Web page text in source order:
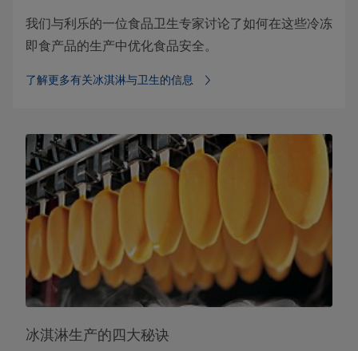
我们与利乐的一位食品卫生专家讨论了如何在这些冷冻
即食产品的生产中优化食品安全。
了解更多有关冰淇淋与卫生的信息
冰淇淋生产的四大秘诀